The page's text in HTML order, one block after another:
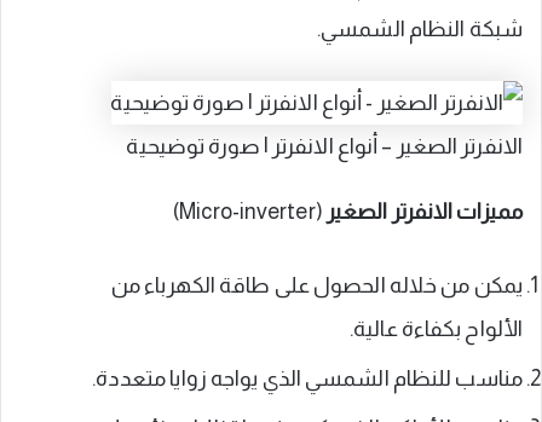
شبكة النظام الشمسي.
الانفرتر الصغير – أنواع الانفرتر | صورة توضيحية
مميزات الانفرتر الصغير (Micro-inverter)
يمكن من خلاله الحصول على طاقة الكهرباء من
الألواح بكفاءة عالية.
مناسب للنظام الشمسي الذي يواجه زوايا متعددة.